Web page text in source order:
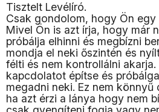
Tisztelt Levélíró.
Csak gondolom, hogy Ön
Mivel Ön is azt írja, hogy már
próbálja elhinni és megbízni
mondja el neki őszintén és
félti és nem kontrollálni
kapcdolatot építse és
megadni neki. Ez nem
ha azt érzi a lánya hogy nem